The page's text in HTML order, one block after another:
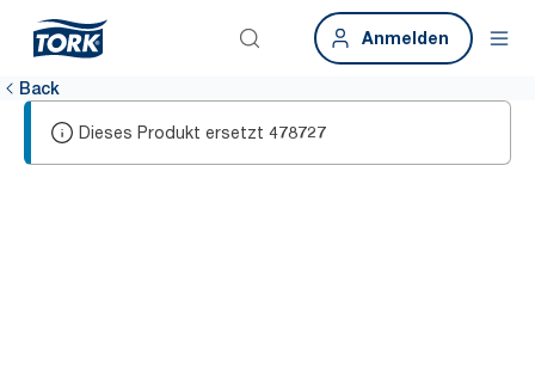
Anmelden
Back
Dieses Produkt ersetzt 478727